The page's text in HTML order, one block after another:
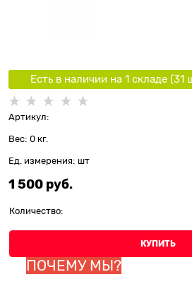
Есть в наличии на 1 складe (31
Артикул:
Вес: 0 кг.
Ед. измерения: шт
1 500 руб.
Количество:
КУПИТЬ
ПОЧЕМУ МЫ?